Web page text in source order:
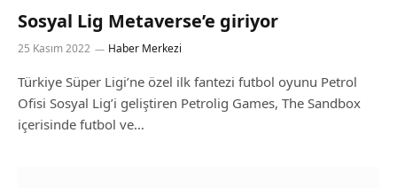
Sosyal Lig Metaverse’e giriyor
25 Kasım 2022 Haber Merkezi
Türkiye Süper Ligi’ne özel ilk fantezi futbol oyunu Petrol
Ofisi Sosyal Lig’i geliştiren Petrolig Games, The Sandbox
içerisinde futbol ve…